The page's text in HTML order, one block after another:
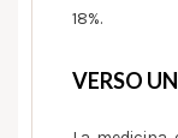
18%.
VERSO